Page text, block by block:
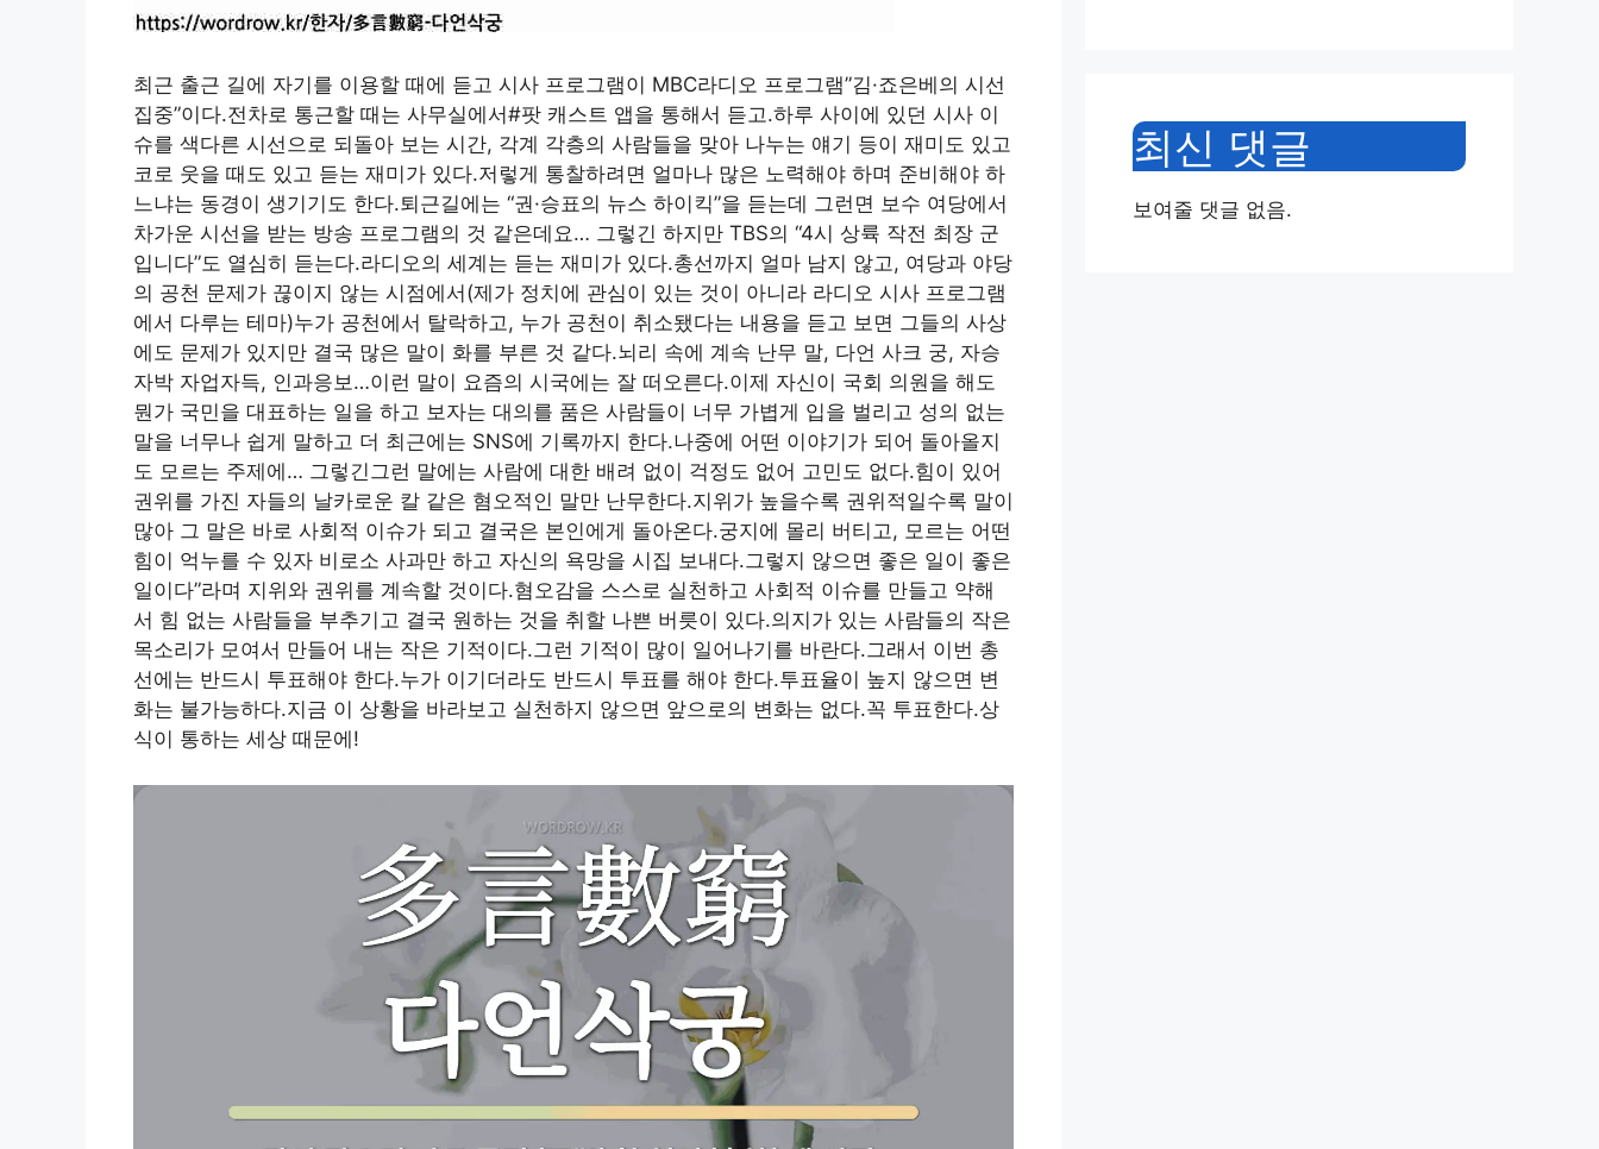
최근 출근 길에 자기를 이용할 때에 듣고 시사 프로그램이 MBC라디오 프로그램”김·죠은베의 시선
집중”이다.전차로 통근할 때는 사무실에서#팟 캐스트 앱을 통해서 듣고.하루 사이에 있던 시사 이
슈를 색다른 시선으로 되돌아 보는 시간, 각계 각층의 사람들을 맞아 나누는 얘기 등이 재미도 있고
코로 웃을 때도 있고 듣는 재미가 있다.저렇게 통찰하려면 얼마나 많은 노력해야 하며 준비해야 하
느냐는 동경이 생기기도 한다.퇴근길에는 “권·승표의 뉴스 하이킥”을 듣는데 그런면 보수 여당에서
차가운 시선을 받는 방송 프로그램의 것 같은데요… 그렇긴 하지만 TBS의 “4시 상륙 작전 최장 군
입니다”도 열심히 듣는다.라디오의 세계는 듣는 재미가 있다.총선까지 얼마 남지 않고, 여당과 야당
의 공천 문제가 끊이지 않는 시점에서(제가 정치에 관심이 있는 것이 아니라 라디오 시사 프로그램
에서 다루는 테마)누가 공천에서 탈락하고, 누가 공천이 취소됐다는 내용을 듣고 보면 그들의 사상
에도 문제가 있지만 결국 많은 말이 화를 부른 것 같다.뇌리 속에 계속 난무 말, 다언 사크 궁, 자승
자박 자업자득, 인과응보…이런 말이 요즘의 시국에는 잘 떠오른다.이제 자신이 국회 의원을 해도
뭔가 국민을 대표하는 일을 하고 보자는 대의를 품은 사람들이 너무 가볍게 입을 벌리고 성의 없는
말을 너무나 쉽게 말하고 더 최근에는 SNS에 기록까지 한다.나중에 어떤 이야기가 되어 돌아올지
도 모르는 주제에… 그렇긴그런 말에는 사람에 대한 배려 없이 걱정도 없어 고민도 없다.힘이 있어
권위를 가진 자들의 날카로운 칼 같은 혐오적인 말만 난무한다.지위가 높을수록 권위적일수록 말이
많아 그 말은 바로 사회적 이슈가 되고 결국은 본인에게 돌아온다.궁지에 몰리 버티고, 모르는 어떤
힘이 억누를 수 있자 비로소 사과만 하고 자신의 욕망을 시집 보내다.그렇지 않으면 좋은 일이 좋은
일이다”라며 지위와 권위를 계속할 것이다.혐오감을 스스로 실천하고 사회적 이슈를 만들고 약해
서 힘 없는 사람들을 부추기고 결국 원하는 것을 취할 나쁜 버릇이 있다.의지가 있는 사람들의 작은
목소리가 모여서 만들어 내는 작은 기적이다.그런 기적이 많이 일어나기를 바란다.그래서 이번 총
선에는 반드시 투표해야 한다.누가 이기더라도 반드시 투표를 해야 한다.투표율이 높지 않으면 변
화는 불가능하다.지금 이 상황을 바라보고 실천하지 않으면 앞으로의 변화는 없다.꼭 투표한다.상
식이 통하는 세상 때문에!
최신 댓글
보여줄 댓글 없음.